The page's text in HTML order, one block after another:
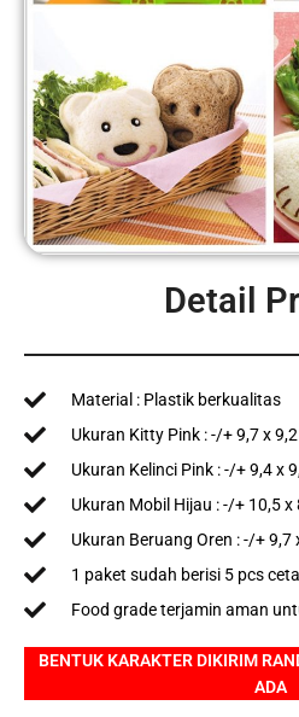
Detail
Material : Plastik berkualitas
Ukuran Kitty Pink : -/+ 9,7 x
Ukuran Kelinci Pink : -/+ 9,4 x
Ukuran Mobil Hijau : -/+ 10,5 x
Ukuran Beruang Oren : -/+ 9,7
1 paket sudah berisi 5 pcs
Food grade terjamin aman
BENTUK KARAKTER DIKIRIM
ADA